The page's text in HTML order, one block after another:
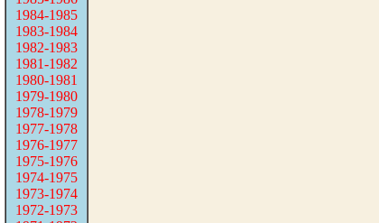
1984-1985
1983-1984
1982-1983
1981-1982
1980-1981
1979-1980
1978-1979
1977-1978
1976-1977
1975-1976
1974-1975
1973-1974
1972-1973